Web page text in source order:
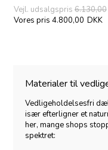
Vejl. udsalgspris 6.130,00
Vores pris 4.800,00 DKK
Materialer til
Vedligeholdelsesfri
især efterligner et
her, mange shops
spektret: